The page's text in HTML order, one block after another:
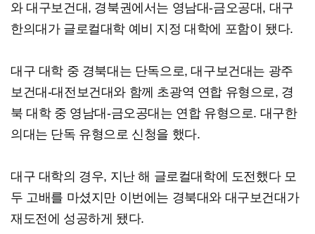
와 대구보건대, 경북권에서는 영남대-금오공대, 대구
한의대가 글로컬대학 예비 지정 대학에 포함이 됐다.
대구 대학 중 경북대는 단독으로, 대구보건대는 광주
보건대-대전보건대와 함께 초광역 연합 유형으로, 경
북 대학 중 영남대-금오공대는 연합 유형으로. 대구한
의대는 단독 유형으로 신청을 했다.
대구 대학의 경우, 지난 해 글로컬대학에 도전했다 모
두 고배를 마셨지만 이번에는 경북대와 대구보건대가
재도전에 성공하게 됐다.